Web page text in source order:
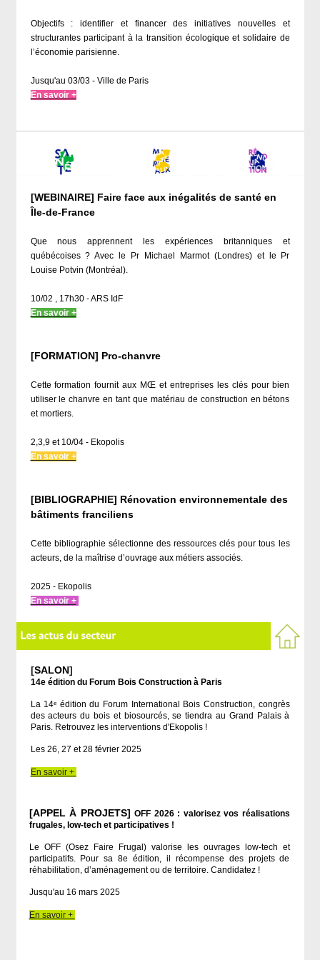
Objectifs : identifier et financer des initiatives nouvelles et
structurantes participant à la transition écologique et solidaire de
l’économie parisienne.
Jusqu'au 03/03 - Ville de Paris
En savoir +
[WEBINAIRE] Faire face aux inégalités de santé en
Île-de-France
Que nous apprennent les expériences britanniques et
québécoises ? Avec le Pr Michael Marmot (Londres) et le Pr
Louise Potvin (Montréal).
10/02 , 17h30 - ARS IdF
En savoir +
[FORMATION] Pro-chanvre
Cette formation fournit aux MŒ et entreprises les clés pour bien
utiliser le chanvre en tant que matériau de construction en bétons
et mortiers.
2,3,9 et 10/04 - Ekopolis
En savoir +
[BIBLIOGRAPHIE] Rénovation environnementale des
bâtiments franciliens
Cette bibliographie sélectionne des ressources clés pour tous les
acteurs, de la maîtrise d’ouvrage aux métiers associés.
2025 - Ekopolis
En savoir +
[SALON]
14e édition du Forum Bois Construction à Paris
La 14ᵉ édition du Forum International Bois Construction, congrès
des acteurs du bois et biosourcés, se tiendra au Grand Palais à
Paris. Retrouvez les interventions d'Ekopolis !
Les 26, 27 et 28 février 2025
En savoir +
[APPEL À PROJETS] OFF 2026 : valorisez vos réalisations
frugales, low-tech et participatives !
Le OFF (Osez Faire Frugal) valorise les ouvrages low-tech et
participatifs. Pour sa 8e édition, il récompense des projets de
réhabilitation, d’aménagement ou de territoire. Candidatez !
Jusqu'au 16 mars 2025
En savoir +